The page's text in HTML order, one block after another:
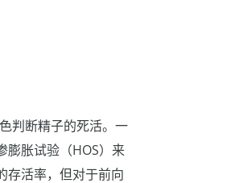
判断精子的死活。一
膨胀试验（HOS）来
存活率，但对于前向